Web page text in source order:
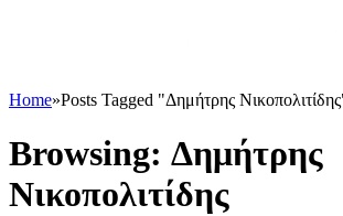
Home»Posts Tagged "Δημήτρης
Browsing: Δημήτρης
Νικοπολιτίδης